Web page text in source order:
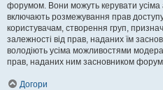
форумом. Вони можуть керувати усіма
включають розмежування прав
користувачам, створення груп,
залежності від прав, наданих їм
володіють усіма можливостями
прав, наданих ним засновником
Догори